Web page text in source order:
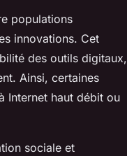
populations
innovations. Cet
des outils digitaux,
Ainsi, certaines
Internet haut débit ou
sociale et